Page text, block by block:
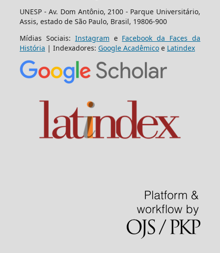
UNESP - Av. Dom Antônio, 2100 - Parque Universitário,
Assis, estado de São Paulo, Brasil, 19806-900
Mídias Sociais: Instagram e Facebook da Faces da
História | Indexadores: Google Acadêmicoe Latindex